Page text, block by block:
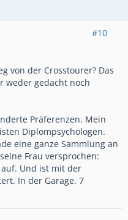
#10
von der Crosstourer? Das
weder gedacht noch
Präferenzen. Mein
Diplompsychologen.
eine ganze Sammlung an
Frau versprochen:
Und ist mit der
In der Garage. 7